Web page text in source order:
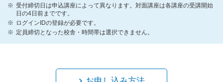
受付締切日は申込講座によって異なります。対面講座は各講座の受講開始
日の4日前までです。
ログインIDの登録が必要です。
定員締切となった校舎・時間帯は選択できません。